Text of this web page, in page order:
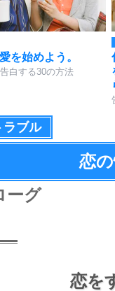
を始めよう。
白する30の方法
ラブル
恋
ーグ
恋を